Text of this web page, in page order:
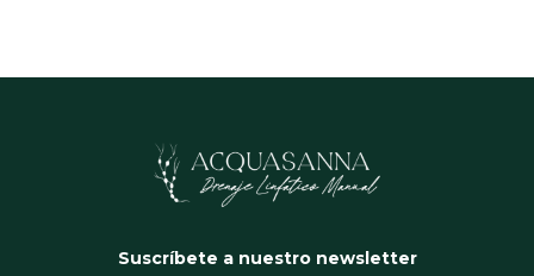
Suscríbete a nuestro newsletter